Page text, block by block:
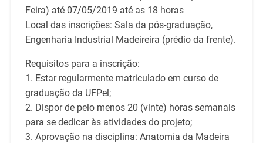
Feira) até 07/05/2019 até as 18 horas
Local das inscrições: Sala da pós-graduação,
Engenharia Industrial Madeireira (prédio da frente).
Requisitos para a inscrição:
1. Estar regularmente matriculado em curso de
graduação da UFPel;
2. Dispor de pelo menos 20 (vinte) horas semanais
para se dedicar às atividades do projeto;
3. Aprovação na disciplina: Anatomia da Madeira